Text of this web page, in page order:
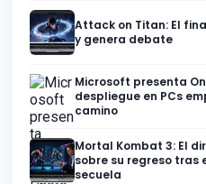
Attack on Titan: El
y genera debate
Microsoft presenta
despliegue en PCs
camino
Mortal Kombat 3: El
sobre su regreso tras
secuela